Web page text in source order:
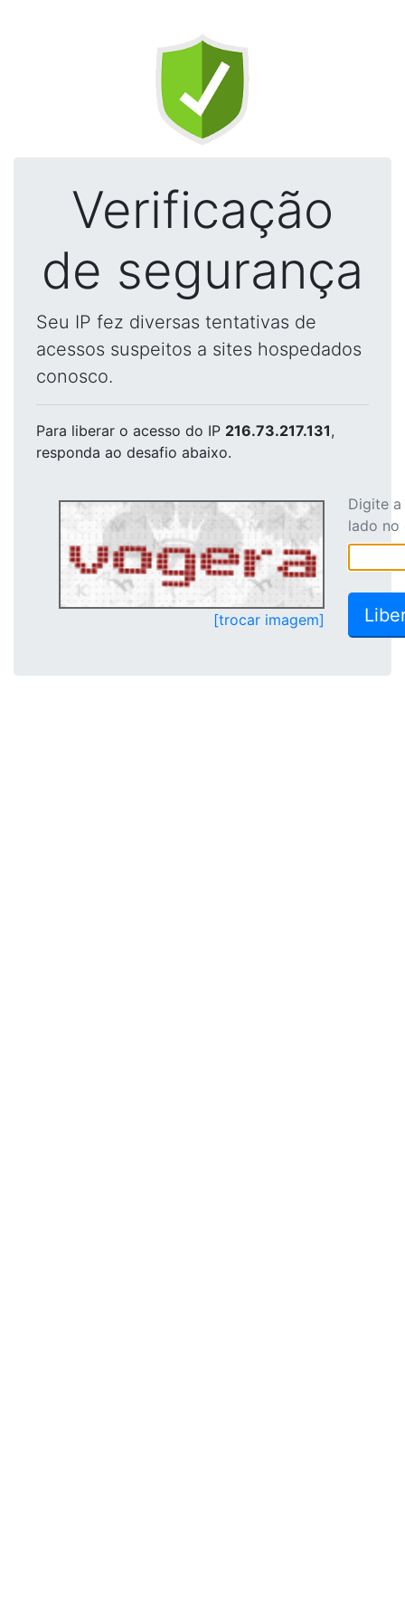
Verificação
de segurança
Seu IP fez diversas tentativas de
acessos suspeitos a sites hospedados
conosco.
Para liberar o acesso do IP 216.73.217.131,
responda ao desafio abaixo.
[trocar imagem]
Digite
lado no